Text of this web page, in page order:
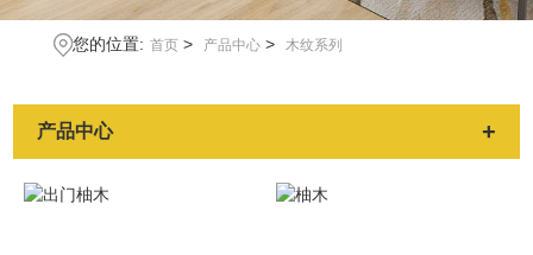
您的位置: 首页> 产品中心> 木纹系列
产品中心 +